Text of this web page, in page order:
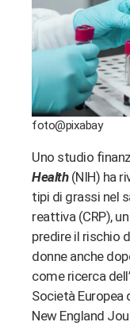
foto@pixabay
Uno studio
Health(NIH) ha
tipi di grassi nel
reattiva (CRP),
predire il rischio
donne anche
come ricerca
Società Europea
New England